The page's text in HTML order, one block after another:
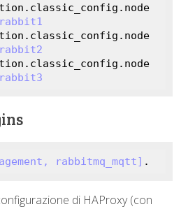
rabbitmq_mqtt] .
di HAProxy (con